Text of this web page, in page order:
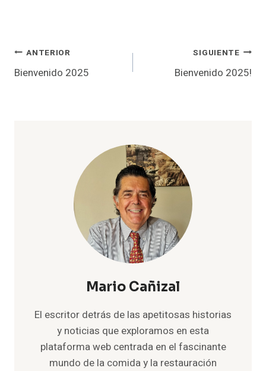
Navegación
de
ANTERIOR
Bienvenido 2025
SIGUIENTE
Bienvenido 2025!
Mario Cañizal
El escritor detrás de las apetitosas historias
y noticias que exploramos en esta
plataforma web centrada en el fascinante
mundo de la comida y la restauración